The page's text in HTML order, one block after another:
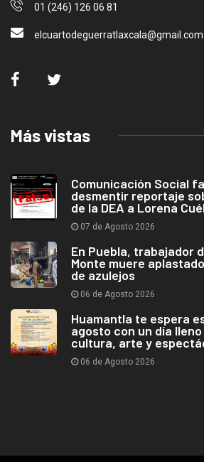
01 (246) 126 06 81
elcuartodeguerratlaxcala@gmail.com
Más vistas
Comunicación Social
desmentir reportaje
de la DEA a Lorena
07 de Agosto 2026
En Puebla, trabajador
Monte muere
de azulejos
06 de Agosto 2026
Huamantla te espera
agosto con un día
cultura, arte y
06 de Agosto 2026